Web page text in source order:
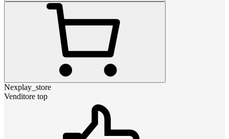
Nexplay_store
Venditore top